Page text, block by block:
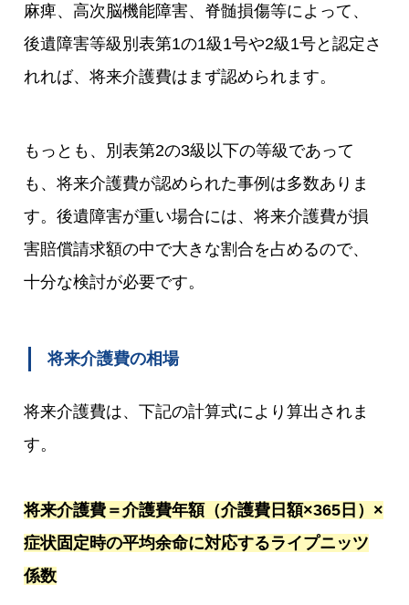
麻痺、高次脳機能障害、脊髄損傷等によって、
後遺障害等級別表第1の1級1号や2級1号と認定さ
れれば、将来介護費はまず認められます。
もっとも、別表第2の3級以下の等級であって
も、将来介護費が認められた事例は多数ありま
す。後遺障害が重い場合には、将来介護費が損
害賠償請求額の中で大きな割合を占めるので、
十分な検討が必要です。
将来介護費の相場
将来介護費は、下記の計算式により算出されま
す。
将来介護費＝介護費年額（介護費日額×365日）×
症状固定時の平均余命に対応するライプニッツ
係数